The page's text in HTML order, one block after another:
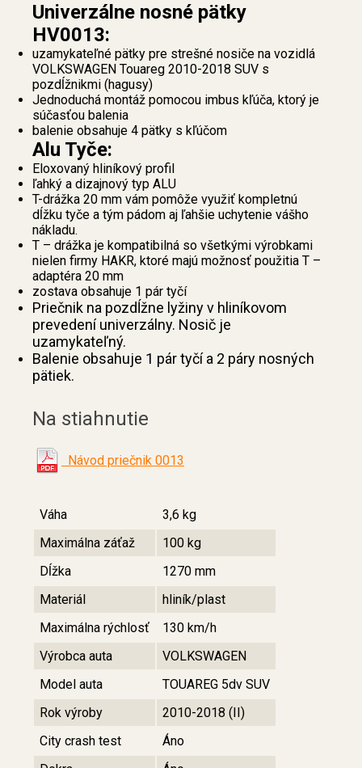
Univerzálne nosné pätky
HV0013:
uzamykateľné pätky pre strešné nosiče na vozidlá
VOLKSWAGEN Touareg 2010-2018 SUV s
pozdĺžnikmi (hagusy)
Jednoduchá montáž pomocou imbus kľúča, ktorý je
súčasťou balenia
balenie obsahuje 4 pätky s kľúčom
Alu Tyče:
Eloxovaný hliníkový profil
ľahký a dizajnový typ ALU
T-drážka 20 mm vám pomôže využiť kompletnú
dĺžku tyče a tým pádom aj ľahšie uchytenie vášho
nákladu.
T – drážka je kompatibilná so všetkými výrobkami
nielen firmy HAKR, ktoré majú možnosť použitia T –
adaptéra 20 mm
zostava obsahuje 1 pár tyčí
Priečnik na pozdĺžne lyžiny v hliníkovom
prevedení univerzálny. Nosič je
uzamykateľný.
Balenie obsahuje 1 pár tyčí a 2 páry nosných
pätiek.
Na stiahnutie
Návod priečnik 0013
Váha
3,6 kg
Maximálna záťaž
100 kg
Dĺžka
1270 mm
Materiál
hliník/plast
Maximálna rýchlosť
130 km/h
Výrobca auta
VOLKSWAGEN
Model auta
TOUAREG 5dv SUV
Rok výroby
2010-2018 (II)
City crash test
Áno